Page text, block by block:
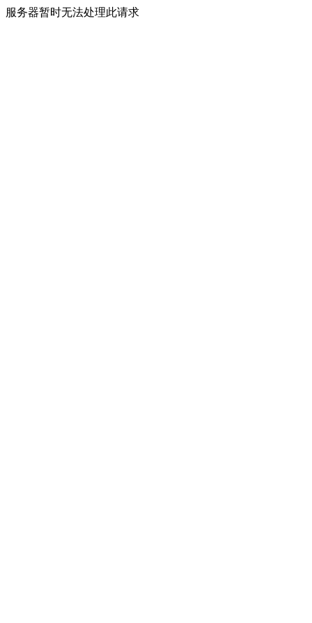
服务器暂时无法处理此请求